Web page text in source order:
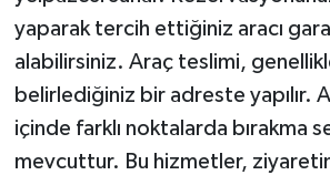
yaparak tercih ettiğiniz aracı
alabilirsiniz. Araç teslimi,
belirlediğiniz bir adreste yapılır.
içinde farklı noktalarda bırakma
mevcuttur. Bu hizmetler,